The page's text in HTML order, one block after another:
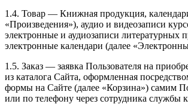
1.4. Товар — Книжная продукция,
«Произведения»), аудио и видеозаписи
электронные и аудиозаписи литературных
электронные календари (далее
1.5. Заказ — заявка Пользователя на
из каталога Сайта, оформленная
формы на Сайте (далее «Корзина») самим
или по телефону через сотрудника службы